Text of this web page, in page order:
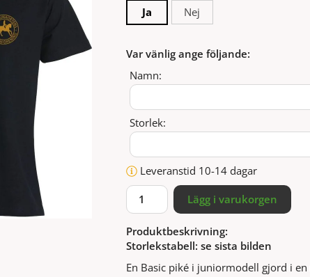
Ja
Nej
Var vänlig ange följande:
Namn:
Storlek:
Leveranstid 10-14 dagar
Lägg i varukorgen
Produktbeskrivning:
Storlekstabell: se sista bilden
En Basic piké i juniormodell gjord i